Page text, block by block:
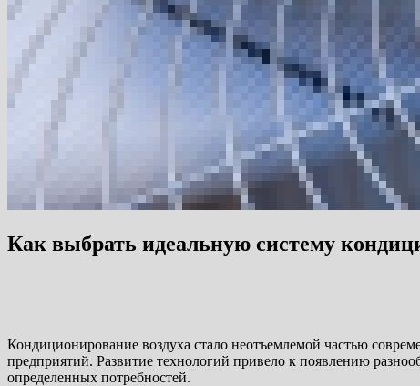
Как выбрать идеальную систему
Кондиционирование воздуха стало неотъемлемой частью
предприятий. Развитие технологий привело к появлению
определенных потребностей.